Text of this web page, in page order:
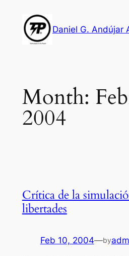
content
Daniel G. Andújar
Month:
2004
Crítica de la
libertades
Feb 10, 2004—by